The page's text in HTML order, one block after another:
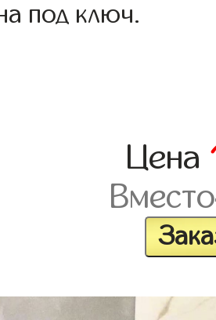
под ключ.
Цена
Вместо